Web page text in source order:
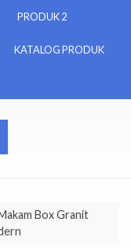
PRODUK 2
KATALOG PRODUK
Box Granit